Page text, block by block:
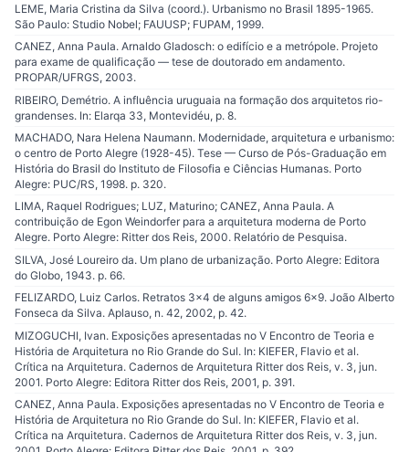
LEME, Maria Cristina da Silva (coord.). Urbanismo no Brasil 1895-1965.
São Paulo: Studio Nobel; FAUUSP; FUPAM, 1999.
CANEZ, Anna Paula. Arnaldo Gladosch: o edifício e a metrópole. Projeto
para exame de qualificação — tese de doutorado em andamento.
PROPAR/UFRGS, 2003.
RIBEIRO, Demétrio. A influência uruguaia na formação dos arquitetos rio-
grandenses. In: Elarqa 33, Montevidéu, p. 8.
MACHADO, Nara Helena Naumann. Modernidade, arquitetura e urbanismo:
o centro de Porto Alegre (1928-45). Tese — Curso de Pós-Graduação em
História do Brasil do Instituto de Filosofia e Ciências Humanas. Porto
Alegre: PUC/RS, 1998. p. 320.
LIMA, Raquel Rodrigues; LUZ, Maturino; CANEZ, Anna Paula. A
contribuição de Egon Weindorfer para a arquitetura moderna de Porto
Alegre. Porto Alegre: Ritter dos Reis, 2000. Relatório de Pesquisa.
SILVA, José Loureiro da. Um plano de urbanização. Porto Alegre: Editora
do Globo, 1943. p. 66.
FELIZARDO, Luiz Carlos. Retratos 3x4 de alguns amigos 6x9. João Alberto
Fonseca da Silva. Aplauso, n. 42, 2002, p. 42.
MIZOGUCHI, Ivan. Exposições apresentadas no V Encontro de Teoria e
História de Arquitetura no Rio Grande do Sul. In: KIEFER, Flavio et al.
Crítica na Arquitetura. Cadernos de Arquitetura Ritter dos Reis, v. 3, jun.
2001. Porto Alegre: Editora Ritter dos Reis, 2001, p. 391.
CANEZ, Anna Paula. Exposições apresentadas no V Encontro de Teoria e
História de Arquitetura no Rio Grande do Sul. In: KIEFER, Flavio et al.
Crítica na Arquitetura. Cadernos de Arquitetura Ritter dos Reis, v. 3, jun.